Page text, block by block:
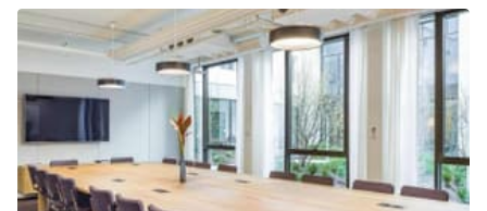
Een
fotoshoot
Conferentie Vergadering Kantoor
Winkel
delen